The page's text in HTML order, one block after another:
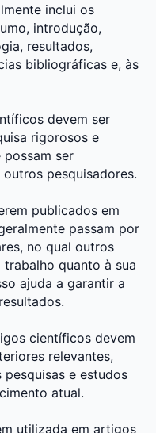
inclui os
introdução,
resultados,
bibliográficas e, às
devem ser
rigorosos e
ser
pesquisadores.
publicados em
passam por
no qual outros
quanto à sua
ajuda a garantir a
científicos devem
relevantes,
e estudos
atual.
utilizada em artigos